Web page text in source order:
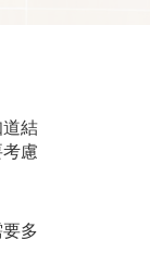
結
慮
多